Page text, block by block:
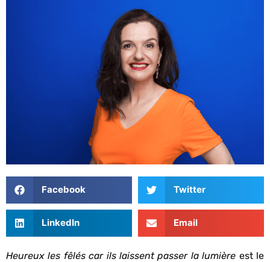
Facebook Twitter
LinkedIn Email
Heureux les fêlés car ils laissent passer la lumière est le